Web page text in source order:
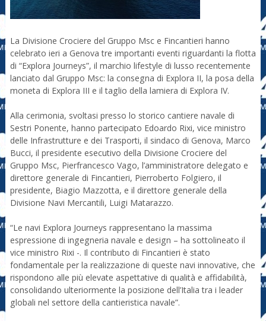
La Divisione Crociere del Gruppo Msc e Fincantieri hanno
celebrato ieri a Genova tre importanti eventi riguardanti la flotta
di “Explora Journeys”, il marchio lifestyle di lusso recentemente
lanciato dal Gruppo Msc: la consegna di Explora II, la posa della
moneta di Explora III e il taglio della lamiera di Explora IV.
Alla cerimonia, svoltasi presso lo storico cantiere navale di
Sestri Ponente, hanno partecipato Edoardo Rixi, vice ministro
delle Infrastrutture e dei Trasporti, il sindaco di Genova, Marco
Bucci, il presidente esecutivo della Divisione Crociere del
Gruppo Msc, Pierfrancesco Vago, l’amministratore delegato e
direttore generale di Fincantieri, Pierroberto Folgiero, il
presidente, Biagio Mazzotta, e il direttore generale della
Divisione Navi Mercantili, Luigi Matarazzo.
“Le navi Explora Journeys rappresentano la massima
espressione di ingegneria navale e design – ha sottolineato il
vice ministro Rixi -. Il contributo di Fincantieri è stato
fondamentale per la realizzazione di queste navi innovative, che
rispondono alle più elevate aspettative di qualità e affidabilità,
consolidando ulteriormente la posizione dell’Italia tra i leader
globali nel settore della cantieristica navale”.